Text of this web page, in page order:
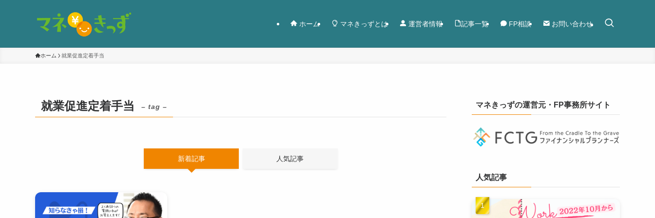
ホーム マネきっずとは 運営者情報 記事一覧 FP相談 お問い合わせ
ホーム 就業促進定着手当
就業促進定着手当 – tag –
新着記事 人気記事
マネきっずの運営元・FP事務所サイト
人気記事